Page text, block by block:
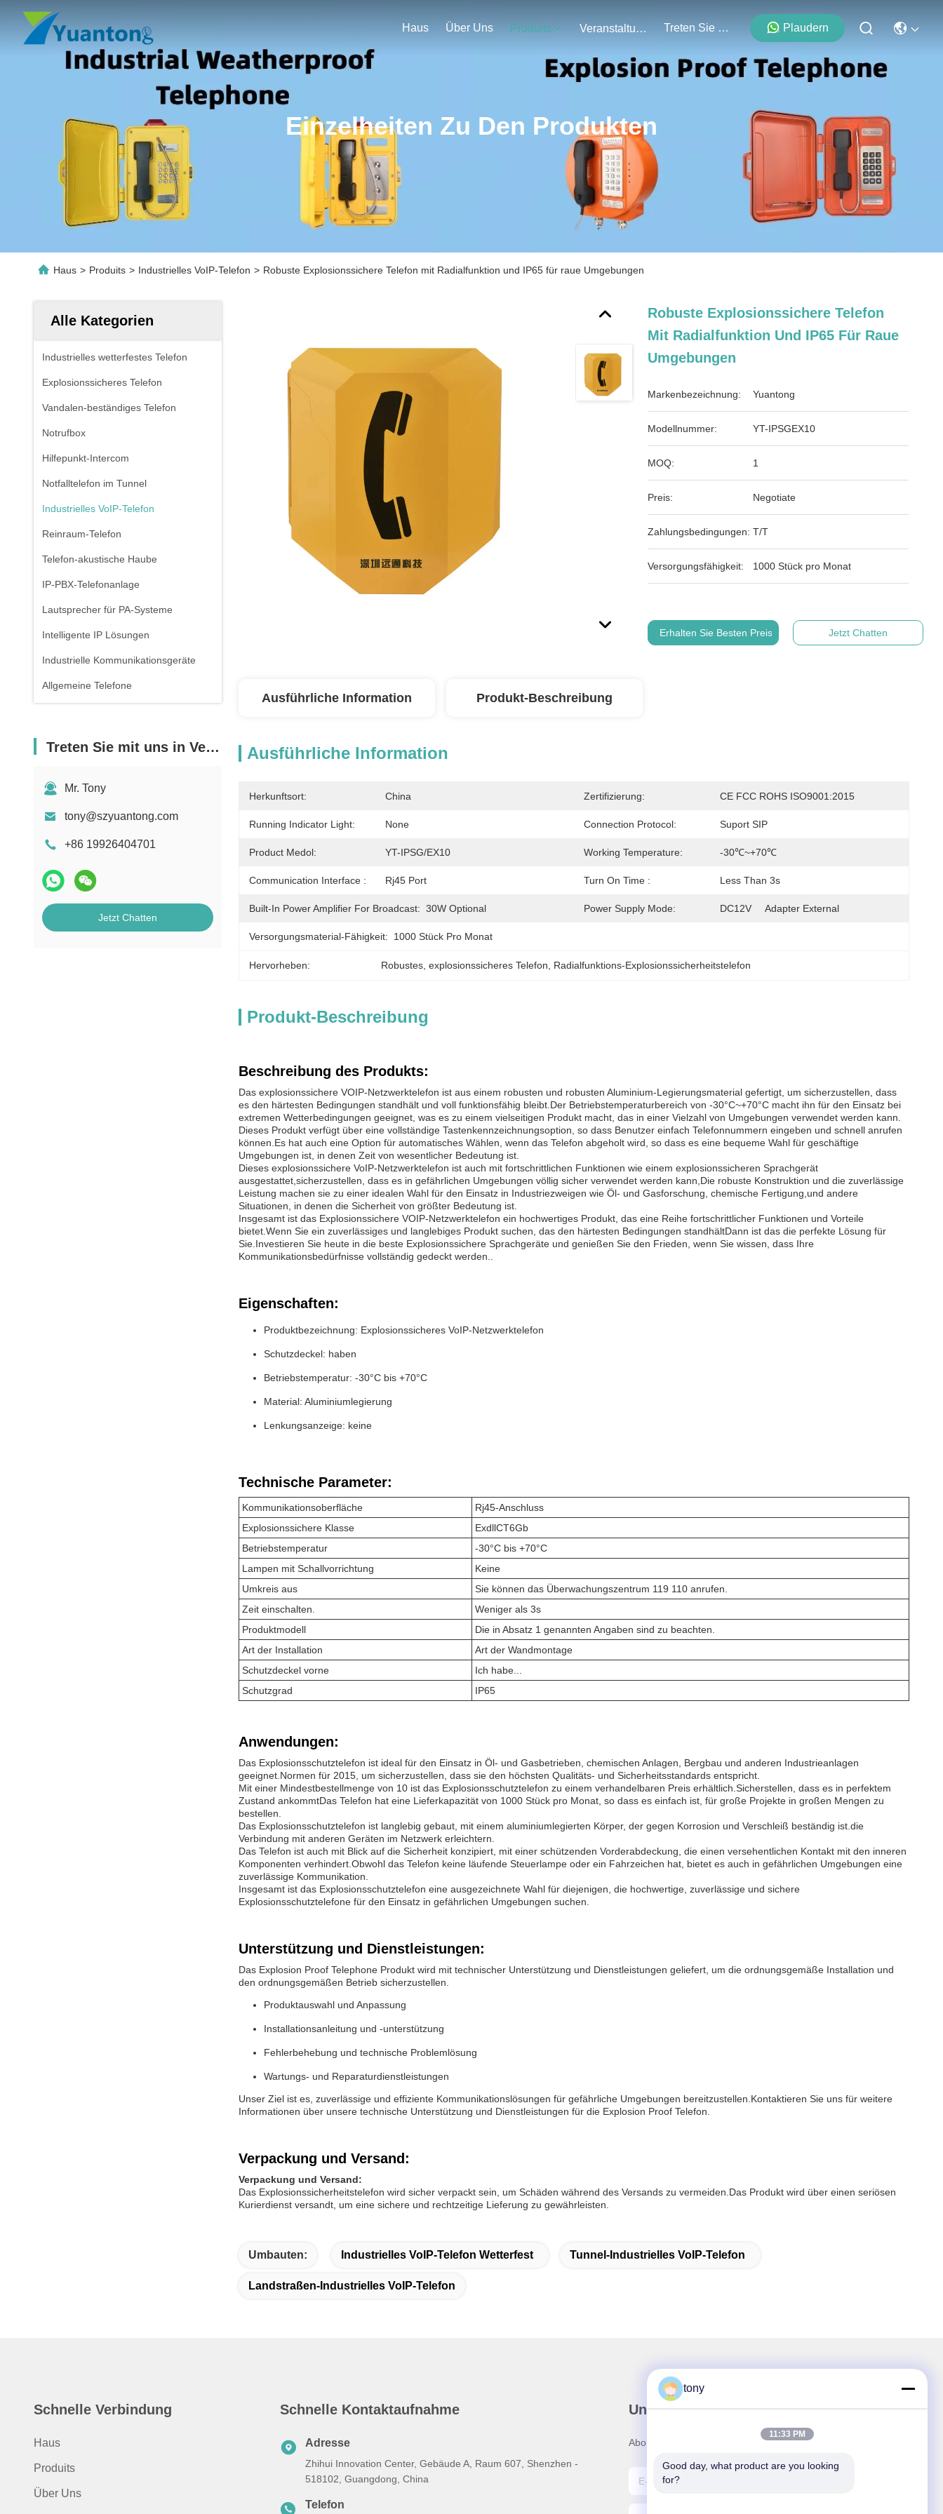
Haus Über Uns Produits Veranstaltungen Treten Sie Mit Uns In Verbindung Plaudern
Einzelheiten Zu Den Produkten
Haus > Produits > Industrielles VoIP-Telefon > Robuste Explosionssichere Telefon mit Radialfunktion und IP65 für raue Umgebungen
Alle Kategorien
Industrielles wetterfestes Telefon
Explosionssicheres Telefon
Vandalen-beständiges Telefon
Notrufbox
Hilfepunkt-Intercom
Notfalltelefon im Tunnel
Industrielles VoIP-Telefon
Reinraum-Telefon
Telefon-akustische Haube
IP-PBX-Telefonanlage
Lautsprecher für PA-Systeme
Intelligente IP Lösungen
Industrielle Kommunikationsgeräte
Allgemeine Telefone
Treten Sie mit uns in Verbindung
Mr. Tony
tony@szyuantong.com
+86 19926404701
Jetzt Chatten
Robuste Explosionssichere Telefon
Mit Radialfunktion Und IP65 Für Raue
Umgebungen
Markenbezeichnung: Yuantong
Modellnummer: YT-IPSGEX10
MOQ: 1
Preis: Negotiate
Zahlungsbedingungen: T/T
Versorgungsfähigkeit: 1000 Stück pro Monat
Erhalten Sie Besten Preis Jetzt Chatten
Ausführliche Information Produkt-Beschreibung
Ausführliche Information
Herkunftsort: China Zertifizierung: CE FCC ROHS ISO9001:2015
Running Indicator Light: None Connection Protocol: Suport SIP
Product Medol: YT-IPSG/EX10 Working Temperature: -30℃~+70℃
Communication Interface : Rj45 Port Turn On Time : Less Than 3s
Built-In Power Amplifier For Broadcast: 30W Optional Power Supply Mode: DC12V     Adapter External
Versorgungsmaterial-Fähigkeit: 1000 Stück Pro Monat
Hervorheben: Robustes , explosionssicheres Telefon Radialfunktions-Explosionssicherheitstelefon
Produkt-Beschreibung
Beschreibung des Produkts:
Das explosionssichere VOIP-Netzwerktelefon ist aus einem robusten und robusten Aluminium-Legierungsmaterial gefertigt, um sicherzustellen, dass
es den härtesten Bedingungen standhält und voll funktionsfähig bleibt.Der Betriebstemperaturbereich von -30°C~+70°C macht ihn für den Einsatz bei
extremen Wetterbedingungen geeignet, was es zu einem vielseitigen Produkt macht, das in einer Vielzahl von Umgebungen verwendet werden kann.
Dieses Produkt verfügt über eine vollständige Tastenkennzeichnungsoption, so dass Benutzer einfach Telefonnummern eingeben und schnell anrufen
können.Es hat auch eine Option für automatisches Wählen, wenn das Telefon abgeholt wird, so dass es eine bequeme Wahl für geschäftige
Umgebungen ist, in denen Zeit von wesentlicher Bedeutung ist.
Dieses explosionssichere VoIP-Netzwerktelefon ist auch mit fortschrittlichen Funktionen wie einem explosionssicheren Sprachgerät
ausgestattet,sicherzustellen, dass es in gefährlichen Umgebungen völlig sicher verwendet werden kann,Die robuste Konstruktion und die zuverlässige
Leistung machen sie zu einer idealen Wahl für den Einsatz in Industriezweigen wie Öl- und Gasforschung, chemische Fertigung,und andere
Situationen, in denen die Sicherheit von größter Bedeutung ist.
Insgesamt ist das Explosionssichere VOIP-Netzwerktelefon ein hochwertiges Produkt, das eine Reihe fortschrittlicher Funktionen und Vorteile
bietet.Wenn Sie ein zuverlässiges und langlebiges Produkt suchen, das den härtesten Bedingungen standhältDann ist das die perfekte Lösung für
Sie.Investieren Sie heute in die beste Explosionssichere Sprachgeräte und genießen Sie den Frieden, wenn Sie wissen, dass Ihre
Kommunikationsbedürfnisse vollständig gedeckt werden..
Eigenschaften:
Produktbezeichnung: Explosionssicheres VoIP-Netzwerktelefon
Schutzdeckel: haben
Betriebstemperatur: -30°C bis +70°C
Material: Aluminiumlegierung
Lenkungsanzeige: keine
Technische Parameter:
Kommunikationsoberfläche
Rj45-Anschluss
Explosionssichere Klasse
ExdllCT6Gb
Betriebstemperatur
-30°C bis +70°C
Lampen mit Schallvorrichtung
Keine
Umkreis aus
Sie können das Überwachungszentrum 119 110 anrufen.
Zeit einschalten.
Weniger als 3s
Produktmodell
Die in Absatz 1 genannten Angaben sind zu beachten.
Art der Installation
Art der Wandmontage
Schutzdeckel vorne
Ich habe...
Schutzgrad
IP65
Anwendungen:
Das Explosionsschutztelefon ist ideal für den Einsatz in Öl- und Gasbetrieben, chemischen Anlagen, Bergbau und anderen Industrieanlagen
geeignet.Normen für 2015, um sicherzustellen, dass sie den höchsten Qualitäts- und Sicherheitsstandards entspricht.
Mit einer Mindestbestellmenge von 10 ist das Explosionsschutztelefon zu einem verhandelbaren Preis erhältlich.Sicherstellen, dass es in perfektem
Zustand ankommtDas Telefon hat eine Lieferkapazität von 1000 Stück pro Monat, so dass es einfach ist, für große Projekte in großen Mengen zu
bestellen.
Das Explosionsschutztelefon ist langlebig gebaut, mit einem aluminiumlegierten Körper, der gegen Korrosion und Verschleiß beständig ist.die
Verbindung mit anderen Geräten im Netzwerk erleichtern.
Das Telefon ist auch mit Blick auf die Sicherheit konzipiert, mit einer schützenden Vorderabdeckung, die einen versehentlichen Kontakt mit den inneren
Komponenten verhindert.Obwohl das Telefon keine läufende Steuerlampe oder ein Fahrzeichen hat, bietet es auch in gefährlichen Umgebungen eine
zuverlässige Kommunikation.
Insgesamt ist das Explosionsschutztelefon eine ausgezeichnete Wahl für diejenigen, die hochwertige, zuverlässige und sichere
Explosionsschutztelefone für den Einsatz in gefährlichen Umgebungen suchen.
Unterstützung und Dienstleistungen:
Das Explosion Proof Telephone Produkt wird mit technischer Unterstützung und Dienstleistungen geliefert, um die ordnungsgemäße Installation und
den ordnungsgemäßen Betrieb sicherzustellen.
Produktauswahl und Anpassung
Installationsanleitung und -unterstützung
Fehlerbehebung und technische Problemlösung
Wartungs- und Reparaturdienstleistungen
Unser Ziel ist es, zuverlässige und effiziente Kommunikationslösungen für gefährliche Umgebungen bereitzustellen.Kontaktieren Sie uns für weitere
Informationen über unsere technische Unterstützung und Dienstleistungen für die Explosion Proof Telefon.
Verpackung und Versand:
Verpackung und Versand:
Das Explosionssicherheitstelefon wird sicher verpackt sein, um Schäden während des Versands zu vermeiden.Das Produkt wird über einen seriösen
Kurierdienst versandt, um eine sichere und rechtzeitige Lieferung zu gewährleisten.
Umbauten: Industrielles VoIP-Telefon Wetterfest Tunnel-Industrielles VoIP-Telefon
Landstraßen-Industrielles VoIP-Telefon
Schnelle Verbindung
Haus
Produits
Über Uns
Schnelle Kontaktaufnahme
Adresse
Zhihui Innovation Center, Gebäude A, Raum 607, Shenzhen -
518102, Guangdong, China
Telefon
Unser Newsletter
Abonnieren Sie unseren Newsletter für Rabatte und mehr.
tony
11:33 PM
Good day, what product are you looking
for?